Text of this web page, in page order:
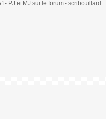
PJ et MJ sur le forum - scribouillard